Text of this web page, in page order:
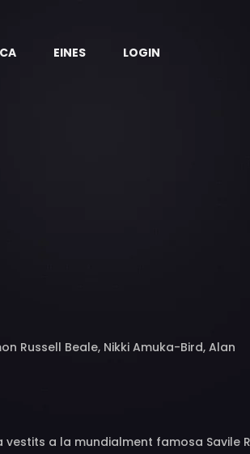
EINES LOGIN
Russell Beale, Nikki Amuka-Bird, Alan
Agborh, Michael Addo, Michal Forejtek,
Steve Chatfield, William Keetch,
a la mundialment famosa Savile